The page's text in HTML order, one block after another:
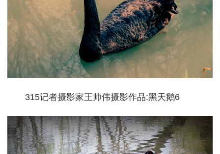
315记者摄影家王帅伟摄影作品:黑天鹅6